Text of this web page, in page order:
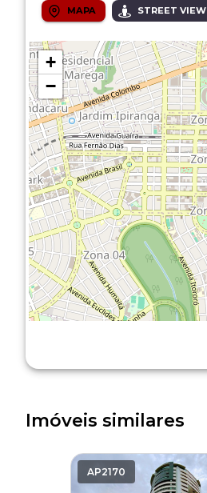
MAPA STREET VIEW
+
−
Imóveis similares
AP2170